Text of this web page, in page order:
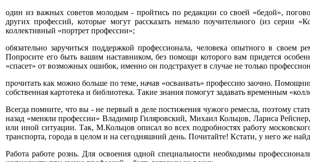
один из важных советов молодым - пройтись по редакции со своей «бедой»,
других профессий, которые могут рассказать немало поучительного (из серии
коллективный «портрет профессии»;
обязательно заручиться поддержкой профессионала, человека опытного в своем
Попросите его быть вашим наставником, без помощи которого вам придется
«спасет» от возможных ошибок, именно он подстрахует в случае не только
прочитать как можно больше по теме, начав «осваивать» профессию заочно.
собственная картотека и библиотека. Такие знания помогут задавать временным
Всегда помните, что вы - не первый в деле постижения чужого ремесла, поэтому
назад «меняли профессии» Владимир Гиляровский, Михаил Кольцов, Лариса
или иной ситуации. Так, М.Кольцов описал во всех подробностях работу
транспорта, города в целом и на сегодняшний день. Почитайте! Кстати, у него же
Работа работе рознь. Для освоения одной специальности необходимы